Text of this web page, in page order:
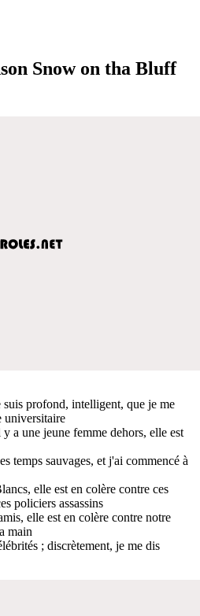
Snow on tha Bluff
suis profond, intelligent, que je me
universitaire
a une jeune femme dehors, elle est
temps sauvages, et j'ai commencé à
elle est en colère contre ces
policiers assassins
elle est en colère contre notre
main
; discrètement, je me dis